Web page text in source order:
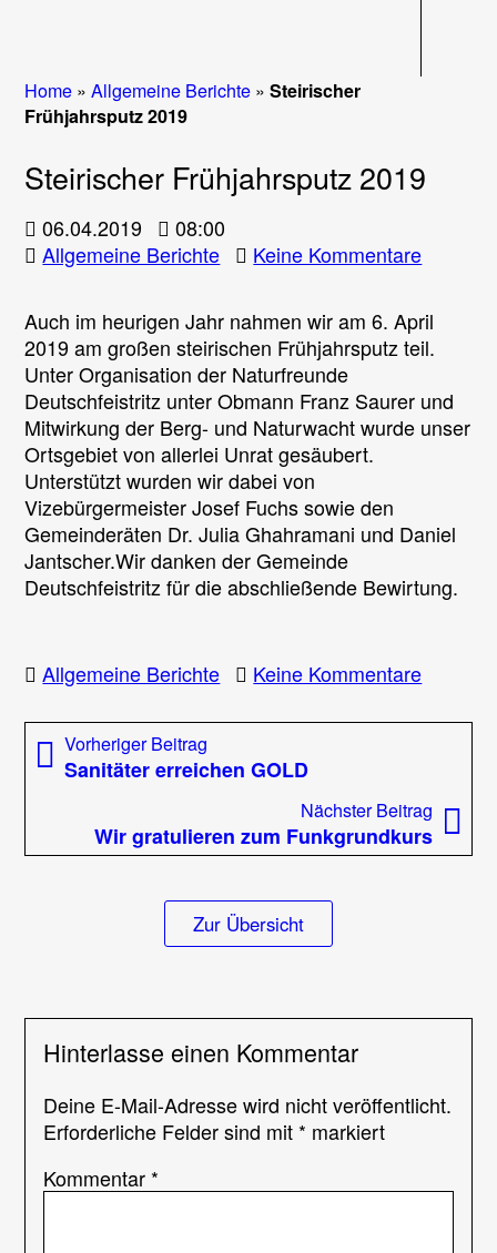
Home »Allgemeine Berichte »Steirischer
Frühjahrsputz 2019
Steirischer Frühjahrsputz 2019
06.04.2019
08:00
Allgemeine Berichte
Keine Kommentarezu
2019
Auch im heurigen Jahr nahmen wir am 6. April
2019 am großen steirischen Frühjahrsputz teil.
Unter Organisation der Naturfreunde
Deutschfeistritz unter Obmann Franz Saurer und
Mitwirkung der Berg- und Naturwacht wurde unser
Ortsgebiet von allerlei Unrat gesäubert.
Unterstützt wurden wir dabei von
Vizebürgermeister Josef Fuchs sowie den
Gemeinderäten Dr. Julia Ghahramani und Daniel
Jantscher.Wir danken der Gemeinde
Deutschfeistritz für die abschließende Bewirtung.
Allgemeine Berichte Keine Kommentarezu
Beitragsnavigation
Vorheriger Beitrag
Beitrag:
Sanitäter erreichen GOLD
Nächster Beitrag
Wir gratulieren zum Funkgrundkurs
Zur Übersicht
Hinterlasse einen Kommentar
Deine E-Mail-Adresse wird nicht veröffentlicht.
Erforderliche Felder sind mit * markiert
Kommentar *